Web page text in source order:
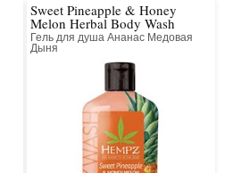
Sweet Pineapple & Honey
Melon Herbal Body Wash
Гель для душа Ананас Медовая
Дыня